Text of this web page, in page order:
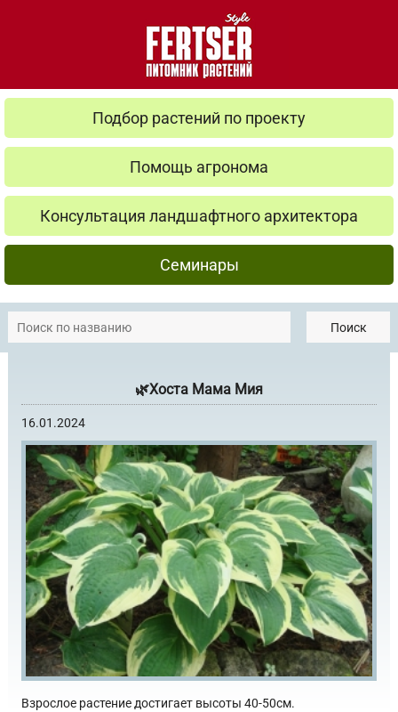
Подбор растений по проекту
Помощь агронома
Консультация ландшафтного архитектора
Семинары
Поиск
🌿Хоста Мама Мия
16.01.2024
Взрослое растение достигает высоты 40-50см.